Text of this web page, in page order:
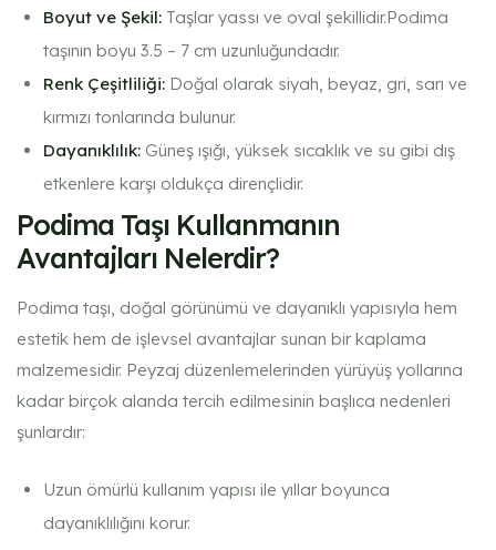
Boyut ve Şekil: Taşlar yassı ve oval şekillidir.Podima
taşının boyu 3.5 – 7 cm uzunluğundadır.
Renk Çeşitliliği: Doğal olarak siyah, beyaz, gri, sarı ve
kırmızı tonlarında bulunur.
Dayanıklılık: Güneş ışığı, yüksek sıcaklık ve su gibi dış
etkenlere karşı oldukça dirençlidir.
Podima Taşı Kullanmanın
Avantajları Nelerdir?
Podima taşı, doğal görünümü ve dayanıklı yapısıyla hem
estetik hem de işlevsel avantajlar sunan bir kaplama
malzemesidir. Peyzaj düzenlemelerinden yürüyüş yollarına
kadar birçok alanda tercih edilmesinin başlıca nedenleri
şunlardır:
Uzun ömürlü kullanım yapısı ile yıllar boyunca
dayanıklılığını korur.